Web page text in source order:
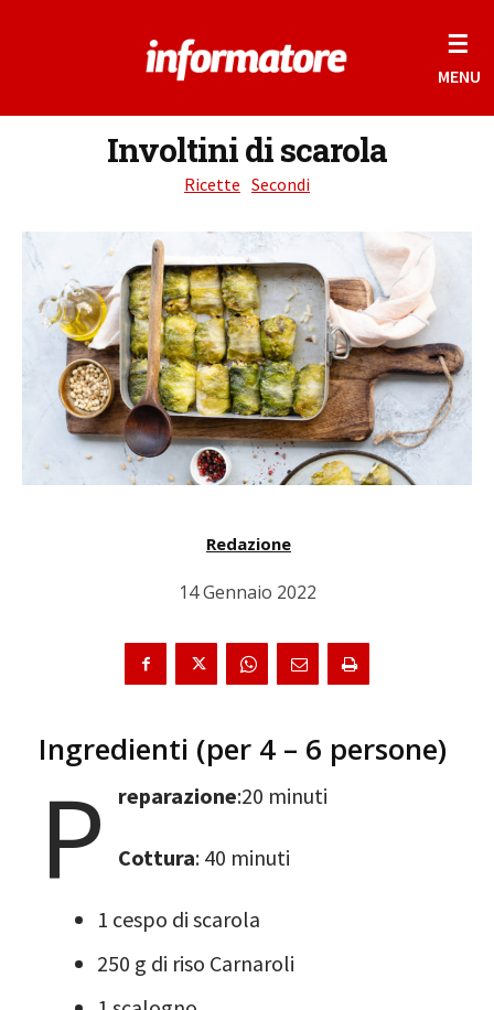
☰
MENU
Involtini di scarola
Ricette Secondi
Redazione
14 Gennaio 2022
Ingredienti (per 4 – 6 persone)
P reparazione:20 minuti
Cottura: 40 minuti
1 cespo di scarola
250 g di riso Carnaroli